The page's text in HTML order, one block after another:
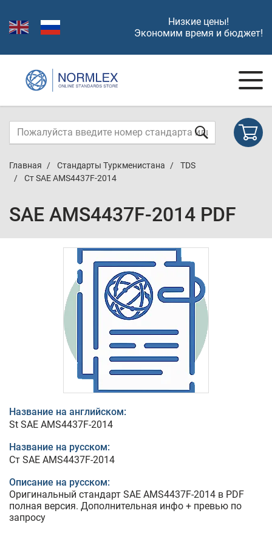
Низкие цены!
Экономим время и бюджет!
Главная Стандарты Туркменистана
TDS
Ст SAE AMS4437F-2014
SAE AMS4437F-2014 PDF
Название на английском:
St SAE AMS4437F-2014
Название на русском:
Ст SAE AMS4437F-2014
Описание на русском:
Оригинальный стандарт SAE AMS4437F-2014 в PDF
полная версия. Дополнительная инфо + превью по
запросу